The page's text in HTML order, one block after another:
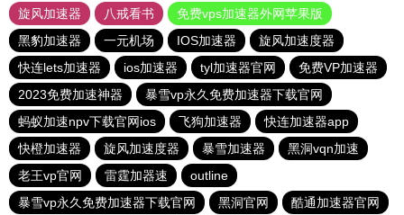
旋风加速器
八戒看书
免费vps加速器外网苹果版
黑豹加速器
一元机场 IOS加速器
旋风加速度器
快连lets加速器
ios加速器 tyl加速器官网
免费VP加速器
2023免费加速神器
暴雪vp永久免费加速器下载官网
蚂蚁加速npv下载官网ios
飞狗加速器
快连加速器app
快橙加速器
旋风加速度器 暴雪加速器
黑洞vqn加速
老王vp官网
雷霆加器速
outline
暴雪vp永久免费加速器下载官网
黑洞官网 酷通加速器官网